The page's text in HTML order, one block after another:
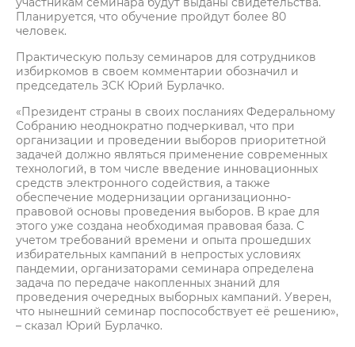
Планируется, что обучение пройдут более 80
человек.
Практическую пользу семинаров для сотрудников
избиркомов в своем комментарии обозначил и
председатель ЗСК Юрий Бурлачко.
«Президент страны в своих посланиях Федеральному
Собранию неоднократно подчеркивал, что при
организации и проведении выборов приоритетной
задачей должно являться применение современных
технологий, в том числе введение инновационных
средств электронного содействия, а также
обеспечение модернизации организационно-
правовой основы проведения выборов. В крае для
этого уже создана необходимая правовая база. С
учетом требований времени и опыта прошедших
избирательных кампаний в непростых условиях
пандемии, организаторами семинара определена
задача по передаче накопленных знаний для
проведения очередных выборных кампаний. Уверен,
что нынешний семинар поспособствует её решению»,
– сказал Юрий Бурлачко.